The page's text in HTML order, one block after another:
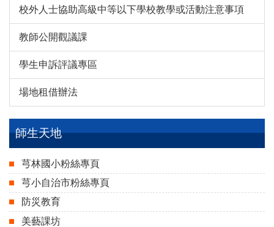
校外人士協助高級中等以下學校教學或活動注意事項
教師公開觀議課
學生申訴評議專區
場地租借辦法
師生天地
芎林國小粉絲專頁
芎小自治市粉絲專頁
防災教育
美藝課坊